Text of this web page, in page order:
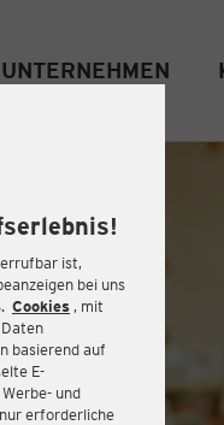
ist,
bei uns
Cookies , mit
basierend auf
E-
und
erforderliche
UNTERNEHMEN